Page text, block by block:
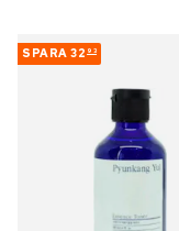
SPARA 32 93